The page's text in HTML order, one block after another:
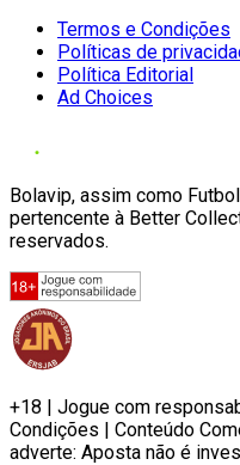
Termos e Condições
Políticas de
Política Editorial
Ad Choices
Bolavip, assim como
pertencente à Better
reservados.
+18 | Jogue com
Condições | Conteúdo
adverte: Aposta não é